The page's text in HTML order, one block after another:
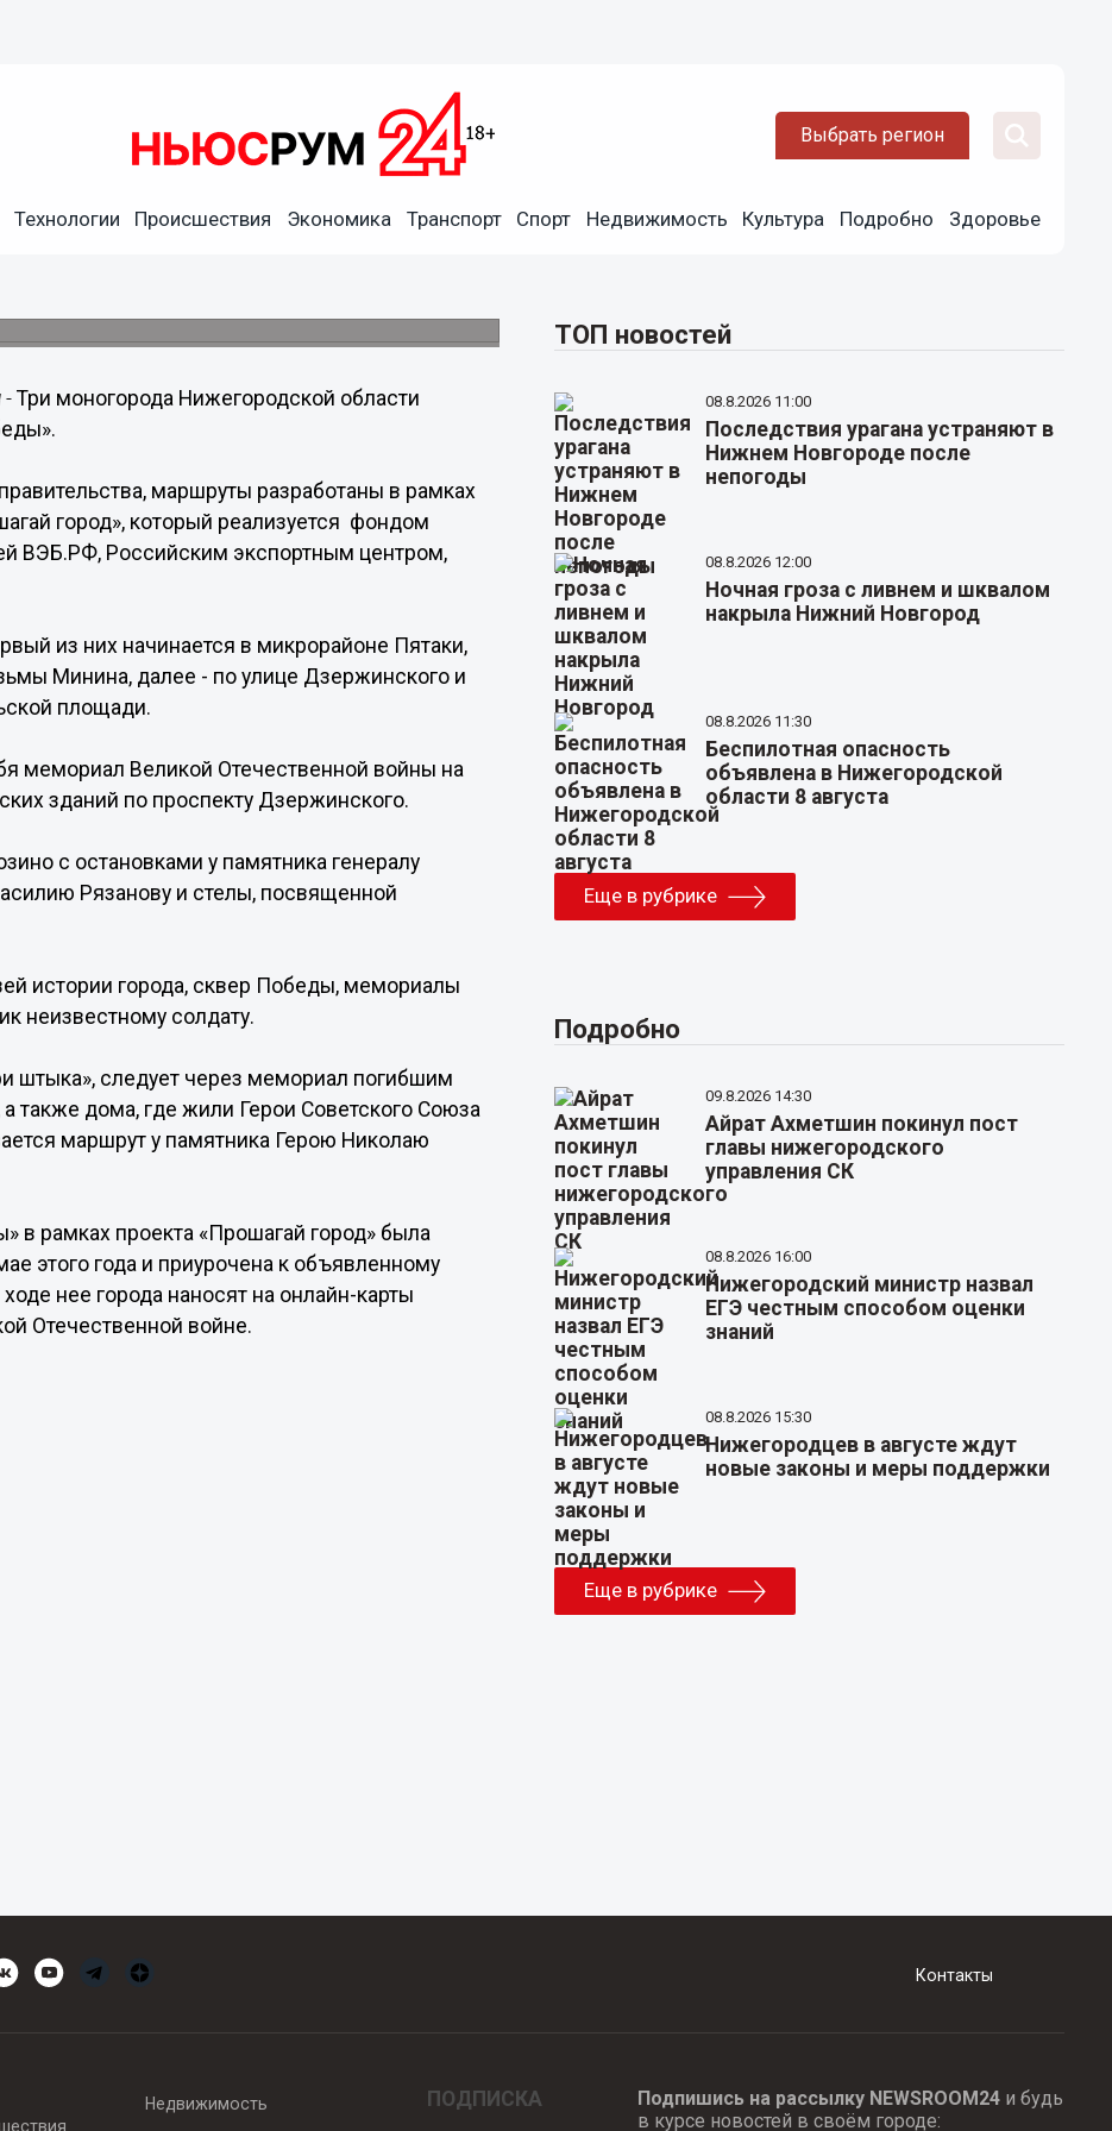
Выбрать регион
Технологии Происшествия Экономика Транспорт Спорт Недвижимость Культура Подробно Здоровье
в Балахне, Навашине и
-Три моногорода Нижегородской области
маршруты разработаны в рамках
город», который реализуется фондом
ВЭБ.РФ, Российским экспортным центром,
из них начинается в микрорайоне Пятаки,
Минина, далее - по улице Дзержинского и
площади.
мемориал Великой Отечественной войны на
зданий по проспекту Дзержинского.
с остановками у памятника генералу
Рязанову и стелы, посвященной
истории города, сквер Победы, мемориалы
неизвестному солдату.
штыка», следует через мемориал погибшим
также дома, где жили Герои Советского Союза
маршрут у памятника Герою Николаю
рамках проекта «Прошагай город» была
этого года и приурочена к объявленному
нее города наносят на онлайн-карты
Отечественной войне.
ТОП новостей
08.8.2026 11:00
Последствия урагана устраняют в
Нижнем Новгороде после
непогоды
08.8.2026 12:00
Ночная гроза с ливнем и шквалом
накрыла Нижний Новгород
08.8.2026 11:30
Беспилотная опасность
объявлена в Нижегородской
области 8 августа
Еще в рубрике
Подробно
09.8.2026 14:30
Айрат Ахметшин покинул пост
главы нижегородского
управления СК
08.8.2026 16:00
Нижегородский министр назвал
ЕГЭ честным способом оценки
знаний
08.8.2026 15:30
Нижегородцев в августе ждут
новые законы и меры поддержки
Еще в рубрике
Контакты
Недвижимость ПОДПИСКА Подпишись на рассылку NEWSROOM24и будь
в курсе новостей в своём городе: